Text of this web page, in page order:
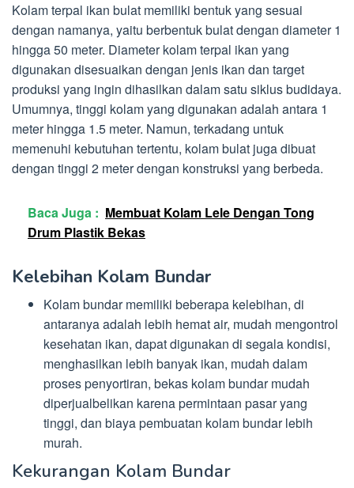
Kolam terpal ikan bulat memiliki bentuk yang sesuai
dengan namanya, yaitu berbentuk bulat dengan diameter 1
hingga 50 meter. Diameter kolam terpal ikan yang
digunakan disesuaikan dengan jenis ikan dan target
produksi yang ingin dihasilkan dalam satu siklus budidaya.
Umumnya, tinggi kolam yang digunakan adalah antara 1
meter hingga 1.5 meter. Namun, terkadang untuk
memenuhi kebutuhan tertentu, kolam bulat juga dibuat
dengan tinggi 2 meter dengan konstruksi yang berbeda.
Baca Juga : Membuat Kolam Lele Dengan Tong
Drum Plastik Bekas
Kelebihan Kolam Bundar
Kolam bundar memiliki beberapa kelebihan, di
antaranya adalah lebih hemat air, mudah mengontrol
kesehatan ikan, dapat digunakan di segala kondisi,
menghasilkan lebih banyak ikan, mudah dalam
proses penyortiran, bekas kolam bundar mudah
diperjualbelikan karena permintaan pasar yang
tinggi, dan biaya pembuatan kolam bundar lebih
murah.
Kekurangan Kolam Bundar